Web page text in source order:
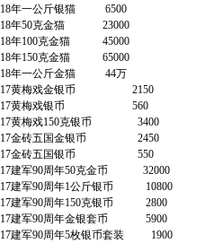
18年一公斤银猫 6500
18年50克金猫 23000
18年100克金猫 45000
18年150克金猫 65000
18年一公斤金猫 44万
17黄梅戏金银币 2150
17黄梅戏银币 560
17黄梅戏150克银币 3400
17金砖五国金银币 2450
17金砖五国银币 550
17建军90周年50克金币 32000
17建军90周年1公斤银币 10800
17建军90周年150克银币 2800
17建军90周年金银套币 5900
17建军90周年5枚银币套装 1900